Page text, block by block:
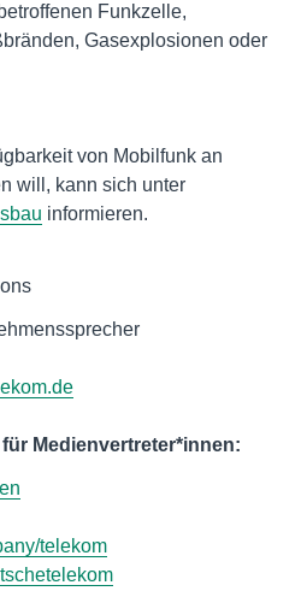
Funkzelle,
Gasexplosionen oder
von Mobilfunk an
will, kann sich unter
informieren.
Medienvertreter*innen:
telekom